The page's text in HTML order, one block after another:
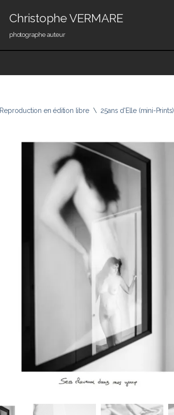
Christophe VERMARE
photographe auteur
Reproduction en édition libre \ 25ans d'Elle (mini-Prints)